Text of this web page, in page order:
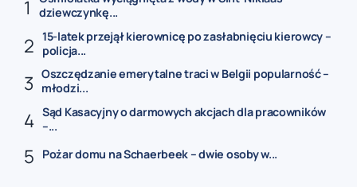
dziewczynkę...
15-latek przejął kierownicę po zasłabnięciu kierowcy –
policja...
Oszczędzanie emerytalne traci w Belgii popularność –
młodzi...
Sąd Kasacyjny o darmowych akcjach dla pracowników
–...
Pożar domu na Schaerbeek – dwie osoby w...